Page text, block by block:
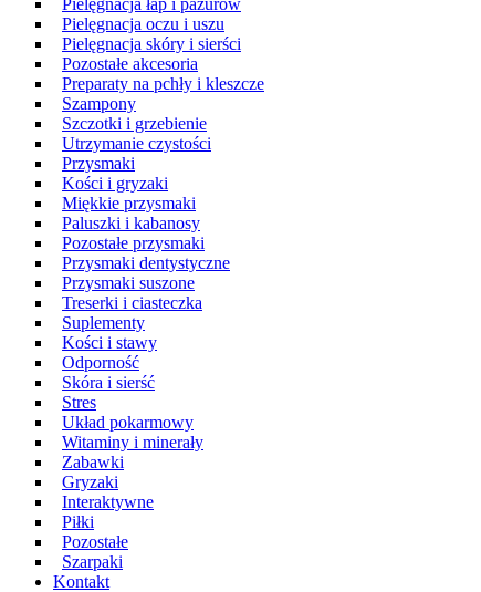
Pielęgnacja łap i pazurów
Pielęgnacja oczu i uszu
Pielęgnacja skóry i sierści
Pozostałe akcesoria
Preparaty na pchły i kleszcze
Szampony
Szczotki i grzebienie
Utrzymanie czystości
Przysmaki
Kości i gryzaki
Miękkie przysmaki
Paluszki i kabanosy
Pozostałe przysmaki
Przysmaki dentystyczne
Przysmaki suszone
Treserki i ciasteczka
Suplementy
Kości i stawy
Odporność
Skóra i sierść
Stres
Układ pokarmowy
Witaminy i minerały
Zabawki
Gryzaki
Interaktywne
Piłki
Pozostałe
Szarpaki
Kontakt